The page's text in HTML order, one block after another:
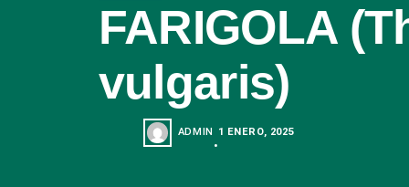
FARIGOLA
vulgaris)
ADMIN
•
1 ENERO, 2025